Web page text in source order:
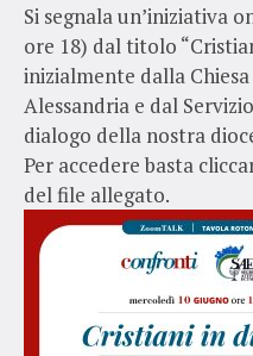
Si segnala un’iniziativa
ore 18) dal titolo
inizialmente dalla
Alessandria e dal
dialogo della nostra
Per accedere basta
del file allegato.